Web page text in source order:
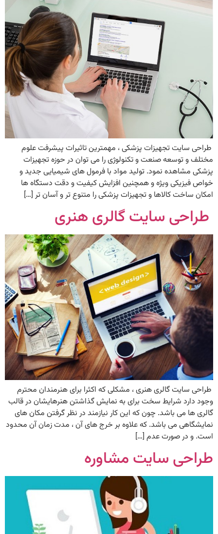
طراحی سایت تجهیزات پزشکی ، مهمترین تاثیرات پیشرفت علوم
مختلف و توسعه صنعت و تکنولوژی را می توان در حوزه تجهیزات
پزشکی مشاهده نمود. تولید مواد با فرمول های شیمیایی جدید و
خواص فیزیکی ویژه و همچنین افزایش کیفیت و دقت دستگاه ها
امکان ساخت کالاها و تجهیزات پزشکی را متنوع تر و آسان تر […]
طراحی سایت گالری هنری
طراحی سایت گالری هنری ، مشکلی که اکثرا برای هنرمندان محترم
وجود دارد شرایط سخت برای به نمایش گذاشتن هنرهایشان در قالب
گالری ها می باشد. چون که این کار نیازمند در نظر گرفتن مکان های
نمایشگاهی می باشد. که علاوه بر خرج های آن ، مدت زمان آن محدود
است. و در صورت عدم […]
طراحی سایت مشاوره